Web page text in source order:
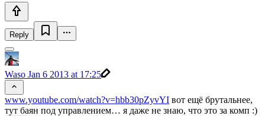
Reply
Waso Jan 6 2013 at 17:25
www.youtube.com/watch?v=hbb30pZyvYI вот ещё брутальнее,
тут баян под управлением… я даже не знаю, что это за комп :)